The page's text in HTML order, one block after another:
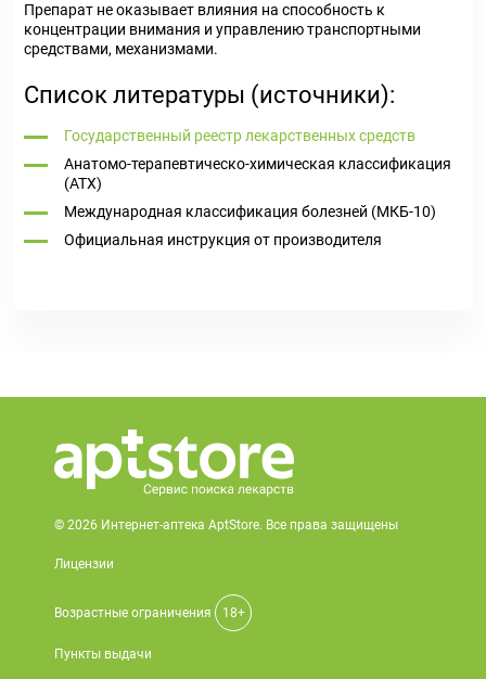
Препарат не оказывает влияния на способность к
концентрации внимания и управлению транспортными
средствами, механизмами.
Список литературы (источники):
Государственный реестр лекарственных средств
Анатомо-терапевтическо-химическая классификация
(ATX)
Международная классификация болезней (МКБ-10)
Официальная инструкция от производителя
© 2026 Интернет-аптека AptStore. Все права защищены
Лицензии
Возрастные ограничения 18+
Пункты выдачи